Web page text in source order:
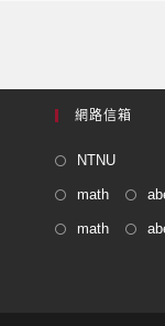
網路信箱
NTNU
math
math